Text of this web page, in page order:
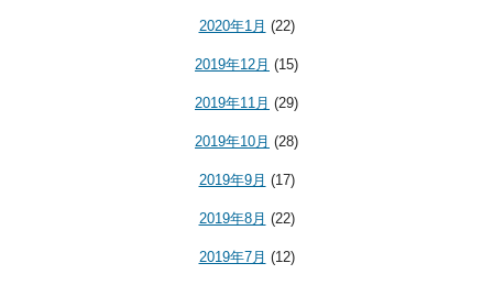
2020年1月 (22)
2019年12月 (15)
2019年11月 (29)
2019年10月 (28)
2019年9月 (17)
2019年8月 (22)
2019年7月 (12)